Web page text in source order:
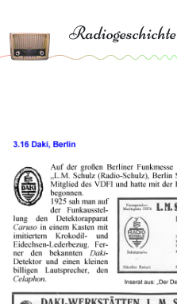
Radiogeschichte